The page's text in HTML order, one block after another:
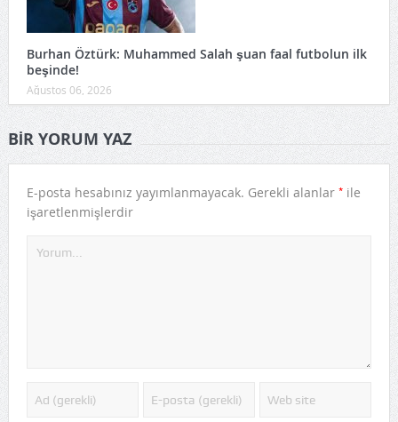
Burhan Öztürk: Muhammed Salah şuan faal futbolun ilk
beşinde!
Ağustos 06, 2026
BIR YORUM YAZ
E-posta hesabınız yayımlanmayacak. Gerekli alanlar *ile
işaretlenmişlerdir